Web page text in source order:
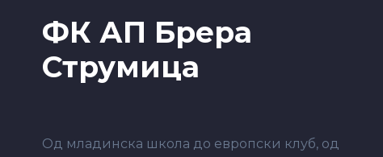
ФК АП Брера
Струмица
Од младинска школа до европски клуб, од